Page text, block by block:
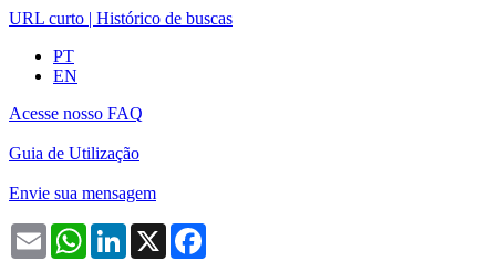
URL curto | Histórico de buscas
PT
EN
Acesse nosso FAQ
Guia de Utilização
Envie sua mensagem
Email WhatsAppLinkedIn
X